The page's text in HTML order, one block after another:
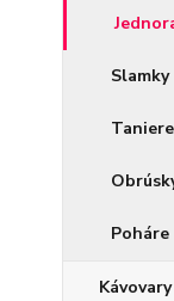
Slamky
Poháre
Kávovary